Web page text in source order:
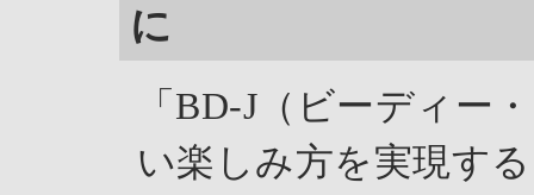
に
「BD-J（ビーディー
い楽しみ方を実現す